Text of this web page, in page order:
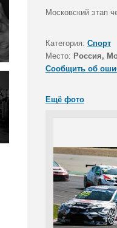
Московский этап
Категория: Спорт
Место: Россия,
Сообщить об
Ещё фото